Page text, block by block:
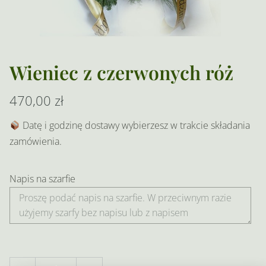
Wieniec z czerwonych róż
470,00 zł
Datę i godzinę dostawy wybierzesz w trakcie składania
zamówienia.
Napis na szarfie